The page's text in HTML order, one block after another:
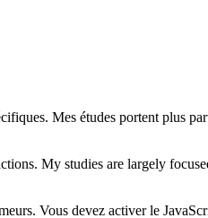
Mes études portent plus
My studies are largely
Vous devez activer le